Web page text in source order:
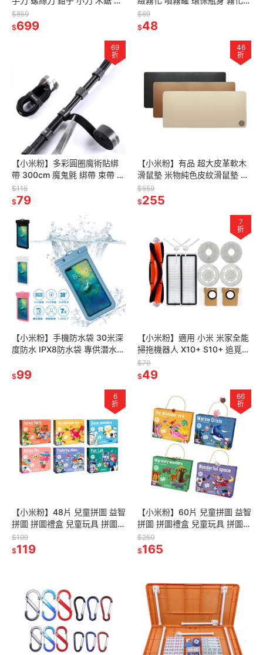
功能活動扳手 野外露營組合工
具
$859
$699
霧瓶 按壓式噴霧器 澆花噴壺 精
噴霧瓶 氣壓式噴瓶高壓噴霧
$69
$48
69
折
【小米粉】多彩圓圈魔術貼綁
帶 300cm 魔鬼氈 綁帶 束帶 黏
扣帶 粘扣帶 束線帶 綁物帶 魔
鬼氈貼 強力魔術貼
$115
$79
46
折
【小米粉】有品 超大皮革軟木
滑鼠墊 米物純色皮紋滑鼠墊 滑
鼠墊
$559
$255
【小米粉】手機防水袋 30米深
度防水 IPX8防水袋 專供潛水
游泳手機袋 7.2吋皆可
$99
7
折
【小米粉】適用 小米 米家全能
掃拖機器人 X10+ S10+ 追覓
L10S Prime 配件 濾網 拖布 邊
刷 主刷
$70
$49
6
折
【小米粉】48片 兒童拼圖 益智
拼圖 拼圖禮盒 兒童玩具 拼圖教
具 幼兒拼圖 益智玩具 教具 聖
誕禮物 兒童禮物
$199
$119
66
折
【小米粉】60片 兒童拼圖 益智
拼圖 拼圖禮盒 兒童玩具 拼圖教
具 幼兒拼圖 益智玩具 教具 聖
誕禮物 兒童禮物
$250
$165